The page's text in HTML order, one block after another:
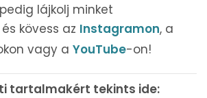
lájkolj minket
és kövess az Instagramon, a
vagy a YouTube-on!
tartalmakért tekints ide: